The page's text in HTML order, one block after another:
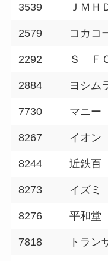
3539 ＪＭＨ
2579 コカコ
2292 Ｓ Ｆ
2884 ヨシム
7730 マニー
8267 イオン
8244 近鉄百
8273 イズミ
8276 平和堂
7818 トラン